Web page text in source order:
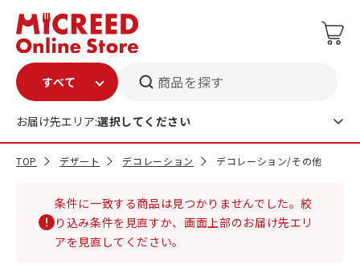
商品を探す
お届け先エリア:選択してください
TOP デザート デコレーション デコレーション/その他
条件に一致する商品は見つかりませんでした。絞
り込み条件を見直すか、画面上部のお届け先エリ
アを見直してください。